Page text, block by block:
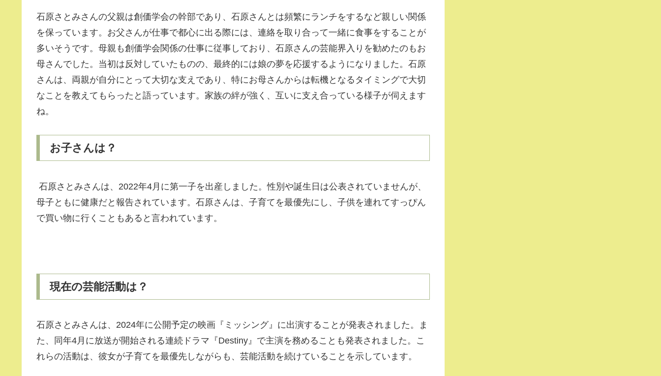
石原さとみさんの父親は創価学会の幹部であり、石原さんとは頻繁にランチをするなど親しい関係
を保っています。お父さんが仕事で都心に出る際には、連絡を取り合って一緒に食事をすることが
多いそうです。母親も創価学会関係の仕事に従事しており、石原さんの芸能界入りを勧めたのもお
母さんでした。当初は反対していたものの、最終的には娘の夢を応援するようになりました。石原
さんは、両親が自分にとって大切な支えであり、特にお母さんからは転機となるタイミングで大切
なことを教えてもらったと語っています。家族の絆が強く、互いに支え合っている様子が伺えます
ね。
お子さんは？
石原さとみさんは、2022年4月に第一子を出産しました。性別や誕生日は公表されていませんが、
母子ともに健康だと報告されています。石原さんは、子育てを最優先にし、子供を連れてすっぴん
で買い物に行くこともあると言われています。
現在の芸能活動は？
石原さとみさんは、2024年に公開予定の映画『ミッシング』に出演することが発表されました。ま
た、同年4月に放送が開始される連続ドラマ『Destiny』で主演を務めることも発表されました。こ
れらの活動は、彼女が子育てを最優先しながらも、芸能活動を続けていることを示しています。